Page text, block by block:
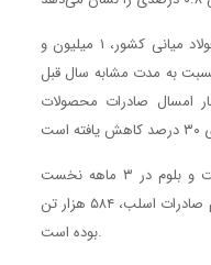
در ۳ ماهه نخست سال جاری، صادرات فولاد میانی کشور، ۱ میلیون و
رشد ۱۸ درصدی را نسبت به مدت مشابه سال قبل
امسال صادرات محصولات
از صادرات فولاد میانی، سهم صادرات بیلت و بلوم در ۳ ماهه نخست
سال ۱۴۰۱، ۱ میلیون و ۳۱۹ هزار تن، و سهم صادرات اسلب، ۵۸۴ هزار تن
بوده است.